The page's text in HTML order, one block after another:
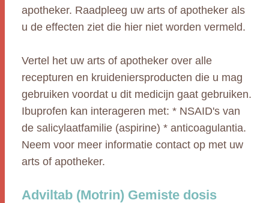
apotheker. Raadpleeg uw arts of apotheker als
u de effecten ziet die hier niet worden vermeld.
Vertel het uw arts of apotheker over alle
recepturen en kruideniersproducten die u mag
gebruiken voordat u dit medicijn gaat gebruiken.
Ibuprofen kan interageren met: * NSAID's van
de salicylaatfamilie (aspirine) * anticoagulantia.
Neem voor meer informatie contact op met uw
arts of apotheker.
Adviltab (Motrin) Gemiste dosis